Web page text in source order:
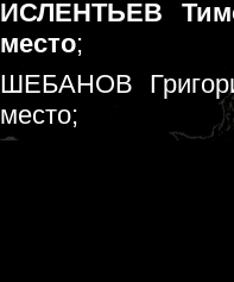
ИСЛЕНТЬЕВ
место;
ШЕБАНОВ
место;